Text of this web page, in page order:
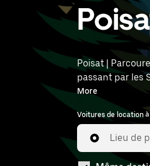
Poisat |
passant par les
l'heure et
More
Voitures de location
Lieu de